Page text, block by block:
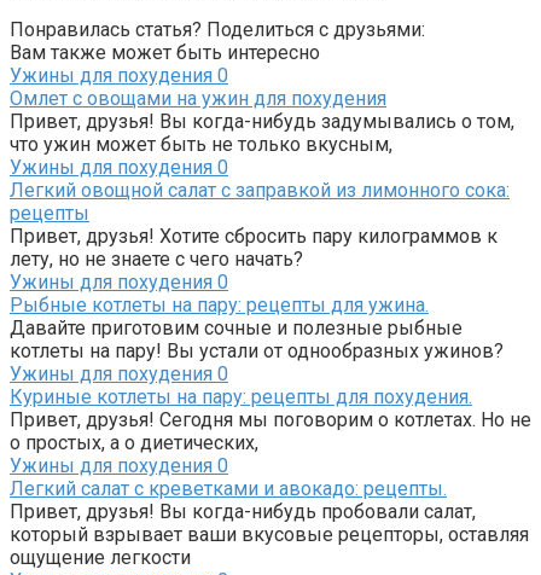
Понравилась статья? Поделиться с друзьями:
Вам также может быть интересно
Ужины для похудения 0
Омлет с овощами на ужин для похудения
Привет, друзья! Вы когда-нибудь задумывались о том,
что ужин может быть не только вкусным,
Ужины для похудения 0
Легкий овощной салат с заправкой из лимонного сока:
рецепты
Привет, друзья! Хотите сбросить пару килограммов к
лету, но не знаете с чего начать?
Ужины для похудения 0
Рыбные котлеты на пару: рецепты для ужина.
Давайте приготовим сочные и полезные рыбные
котлеты на пару! Вы устали от однообразных ужинов?
Ужины для похудения 0
Куриные котлеты на пару: рецепты для похудения.
Привет, друзья! Сегодня мы поговорим о котлетах. Но не
о простых, а о диетических,
Ужины для похудения 0
Легкий салат с креветками и авокадо: рецепты.
Привет, друзья! Вы когда-нибудь пробовали салат,
который взрывает ваши вкусовые рецепторы, оставляя
ощущение легкости